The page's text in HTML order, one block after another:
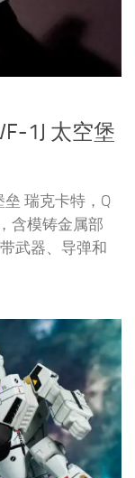
1J 太空堡
垒 瑞克卡特，Q
含模铸金属部
武器、导弹和